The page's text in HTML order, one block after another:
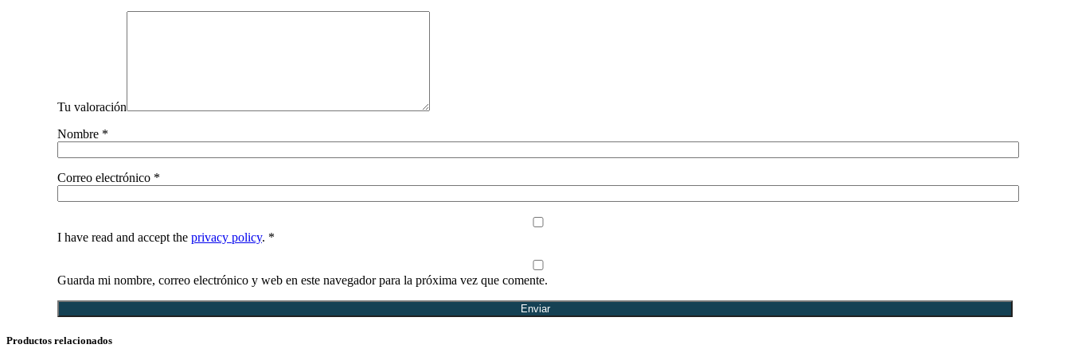
Tu valoración
Nombre *
Correo electrónico *
I have read and accept the privacy policy. *
Guarda mi nombre, correo electrónico y web en este navegador para la próxima vez que comente.
Productos relacionados